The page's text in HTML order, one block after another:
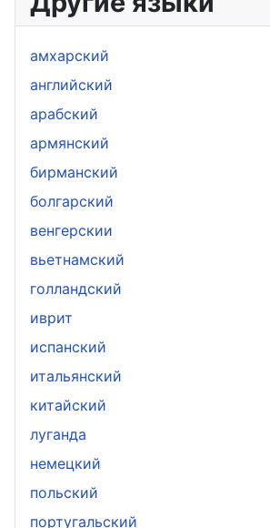
амхарский
aнглийский
арабский
армянский
бирманский
болгарский
венгерскии
вьетнамский
голландский
иврит
испанский
итальянский
китайский
луганда
немецкий
польский
португальский